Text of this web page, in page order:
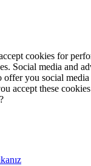
cookies for
Social media and
offer you social
accept these